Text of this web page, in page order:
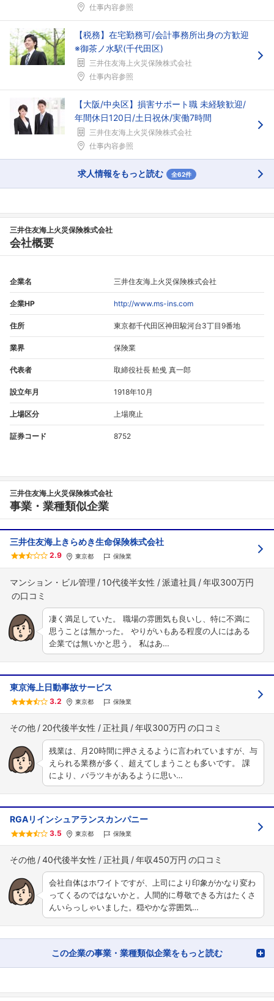
仕事内容参照
【税務】在宅勤務可/会計事務所出身の方歓迎
※御茶ノ水駅(千代田区)
三井住友海上火災保険株式会社
仕事内容参照
【大阪/中央区】損害サポート職 未経験歓迎/
年間休日120日/土日祝休/実働7時間
三井住友海上火災保険株式会社
仕事内容参照
求人情報をもっと読む 全62件
三井住友海上火災保険株式会社
会社概要
企業名 三井住友海上火災保険株式会社
企業HP http://www.ms-ins.com
住所 東京都千代田区神田駿河台3丁目9番地
業界 保険業
代表者 取締役社長 舩曵 真一郎
設立年月 1918年10月
上場区分 上場廃止
証券コード 8752
三井住友海上火災保険株式会社
事業・業種類似企業
三井住友海上きらめき生命保険株式会社
2.9 東京都 保険業
マンション・ビル管理 10代後半女性 派遣社員 年収300万円
凄く満足していた。 職場の雰囲気も良いし、特に不満に
思うことは無かった。 やりがいもある程度の人にはある
企業では無いかと思う。 私はあ…
東京海上日動事故サービス
3.2 東京都 保険業
その他 20代後半女性 正社員 年収300万円
残業は、月20時間に押さえるように言われていますが、与
えられる業務が多く、超えてしまうことも多いです。 課
により、バラツキがあるように思い…
RGAリインシュアランスカンパニー
3.5 東京都 保険業
その他 40代後半女性 正社員 年収450万円
会社自体はホワイトですが、上司により印象がかなり変わ
ってくるのではないかと。人間的に尊敬できる方はたくさ
んいらっしゃいました。穏やかな雰囲気…
この企業の事業・業種類似企業をもっと読む